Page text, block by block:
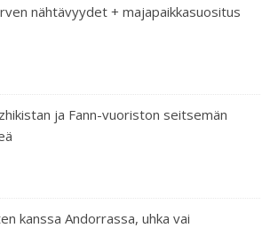
nähtävyydet + majapaikkasuositus
ja Fann-vuoriston seitsemän
kanssa Andorrassa, uhka vai